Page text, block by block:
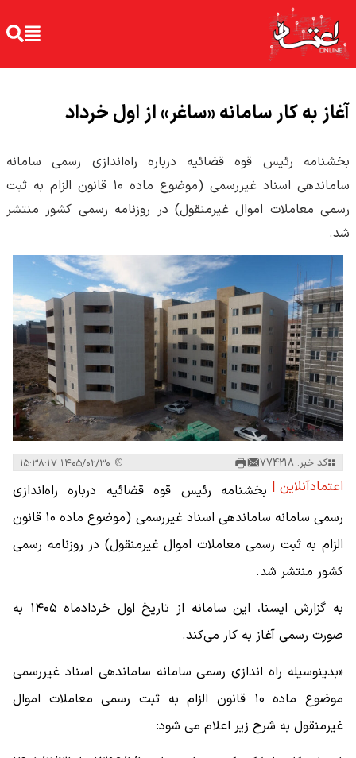
آغاز به کار سامانه «ساغر» از اول خرداد
بخشنامه رئیس قوه قضائیه درباره راه‌اندازی رسمی سامانه
ساماندهی اسناد غیررسمی (موضوع ماده ۱۰ قانون الزام به ثبت
رسمی معاملات اموال غیرمنقول) در روزنامه رسمی کشور منتشر
شد.
کد خبر: 774218
اعتمادآنلاین | بخشنامه رئیس قوه قضائیه درباره راه‌اندازی
رسمی سامانه ساماندهی اسناد غیررسمی (موضوع ماده ۱۰ قانون
الزام به ثبت رسمی معاملات اموال غیرمنقول) در روزنامه رسمی
کشور منتشر شد.
به گزارش ایسنا، این سامانه از تاریخ اول خردادماه ۱۴۰۵ به
صورت رسمی آغاز به کار می‌کند.
«بدینوسیله راه اندازی رسمی سامانه ساماندهی اسناد غیررسمی
موضوع ماده ۱۰ قانون الزام به ثبت رسمی معاملات اموال
غیرمنقول به شرح زیر اعلام می شود: